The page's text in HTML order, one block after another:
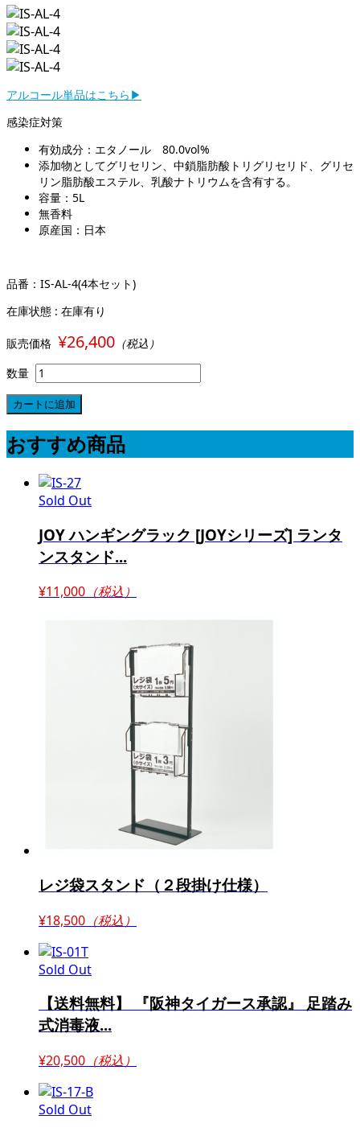
アルコール単品はこちら▶︎
感染症対策
有効成分：エタノール 80.0vol%
添加物としてグリセリン、中鎖脂肪酸トリグリセリド、グリセ
リン脂肪酸エステル、乳酸ナトリウムを含有する。
容量：5L
無香料
原産国：日本
品番：IS-AL-4(4本セット)
在庫状態 : 在庫有り
販売価格 ¥26,400 （税込）
数量
おすすめ商品
Sold Out
JOY ハンギングラック [JOYシリーズ] ランタ
ンスタンド...
¥11,000 （税込）
レジ袋スタンド（２段掛け仕様）
¥18,500 （税込）
Sold Out
【送料無料】 『阪神タイガース承認』 足踏み
式消毒液...
¥20,500 （税込）
Sold Out